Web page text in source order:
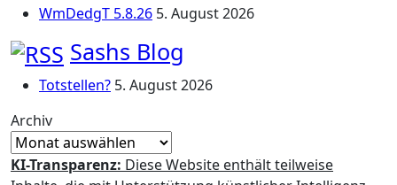
WmDedgT 5.8.26 5. August 2026
Sashs Blog
Totstellen? 5. August 2026
Archiv
KI-Transparenz: Diese Website enthält teilweise